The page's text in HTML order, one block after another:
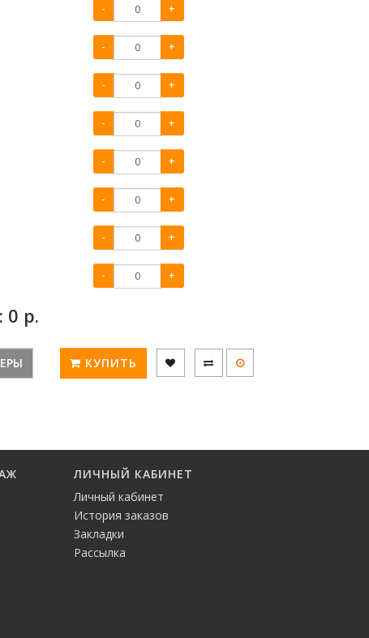
- +
- +
- +
- +
- +
- +
- +
- +
0 р.
КУПИТЬ
ЛИЧНЫЙ КАБИНЕТ
Личный кабинет
История заказов
Закладки
Рассылка